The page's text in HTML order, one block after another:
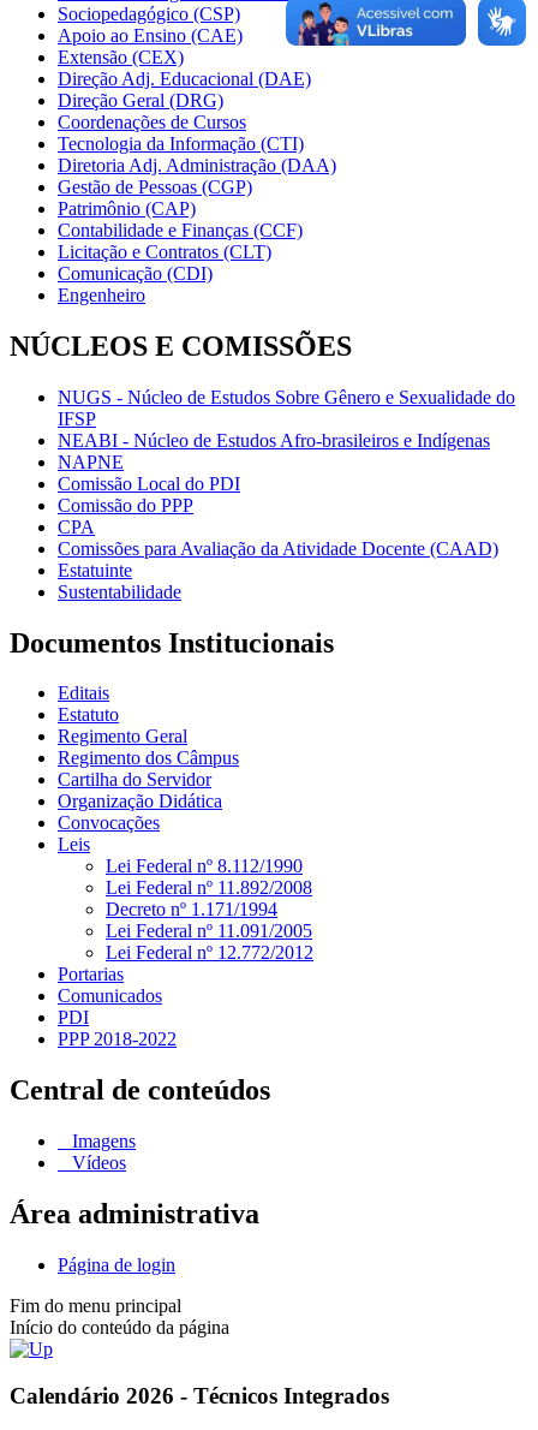
Sociopedagógico (CSP)
Apoio ao Ensino (CAE)
Extensão (CEX)
Direção Adj. Educacional (DAE)
Direção Geral (DRG)
Coordenações de Cursos
Tecnologia da Informação (CTI)
Diretoria Adj. Administração (DAA)
Gestão de Pessoas (CGP)
Patrimônio (CAP)
Contabilidade e Finanças (CCF)
Licitação e Contratos (CLT)
Comunicação (CDI)
Engenheiro
NÚCLEOS E COMISSÕES
NUGS - Núcleo de Estudos Sobre Gênero e Sexualidade do
IFSP
NEABI - Núcleo de Estudos Afro-brasileiros e Indígenas
NAPNE
Comissão Local do PDI
Comissão do PPP
CPA
Comissões para Avaliação da Atividade Docente (CAAD)
Estatuinte
Sustentabilidade
Documentos Institucionais
Editais
Estatuto
Regimento Geral
Regimento dos Câmpus
Cartilha do Servidor
Organização Didática
Convocações
Leis
Lei Federal nº 8.112/1990
Lei Federal nº 11.892/2008
Decreto nº 1.171/1994
Lei Federal nº 11.091/2005
Lei Federal nº 12.772/2012
Portarias
Comunicados
PDI
PPP 2018-2022
Central de conteúdos
Imagens
Vídeos
Área administrativa
Página de login
Fim do menu principal
Início do conteúdo da página
Calendário 2026 - Técnicos Integrados